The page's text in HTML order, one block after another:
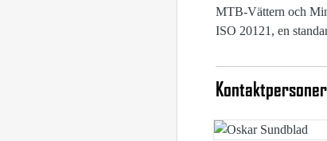
MTB-Vättern och
ISO 20121, en
Kontaktpersoner